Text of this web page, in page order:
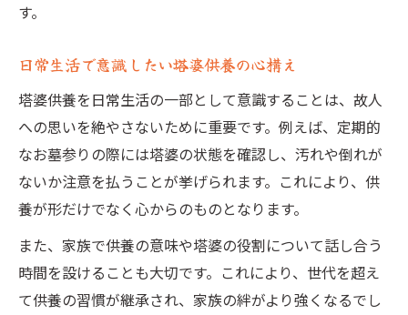
す。
日常生活で意識したい塔婆供養の心構え
塔婆供養を日常生活の一部として意識することは、故人
への思いを絶やさないために重要です。例えば、定期的
なお墓参りの際には塔婆の状態を確認し、汚れや倒れが
ないか注意を払うことが挙げられます。これにより、供
養が形だけでなく心からのものとなります。
また、家族で供養の意味や塔婆の役割について話し合う
時間を設けることも大切です。これにより、世代を超え
て供養の習慣が継承され、家族の絆がより強くなるでし